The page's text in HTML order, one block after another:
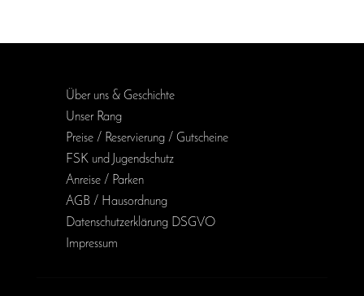
Über uns & Geschichte
Unser Rang
Preise / Reservierung / Gutscheine
FSK und Jugendschutz
Anreise / Parken
AGB / Haus­ordnung
Daten­schutz­erklärung DSGVO
Impressum